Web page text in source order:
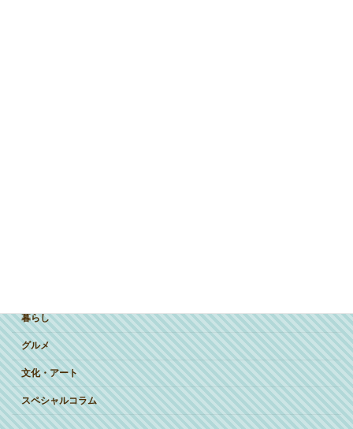
暮らし
グルメ
文化・アート
スペシャルコラム